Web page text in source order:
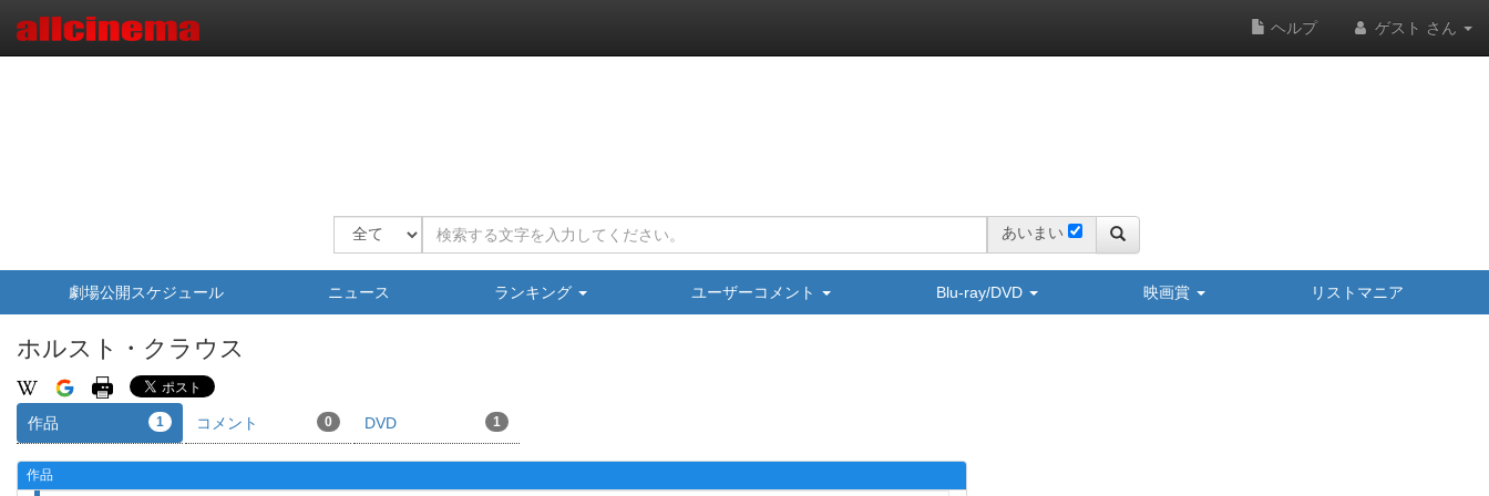
ヘルプ ゲスト さん
あいまい
劇場公開スケジュール ニュース ランキング ユーザーコメント Blu-ray/DVD 映画賞 リストマニア
ホルスト・クラウス
作品 1 コメント 0 DVD 1
作品